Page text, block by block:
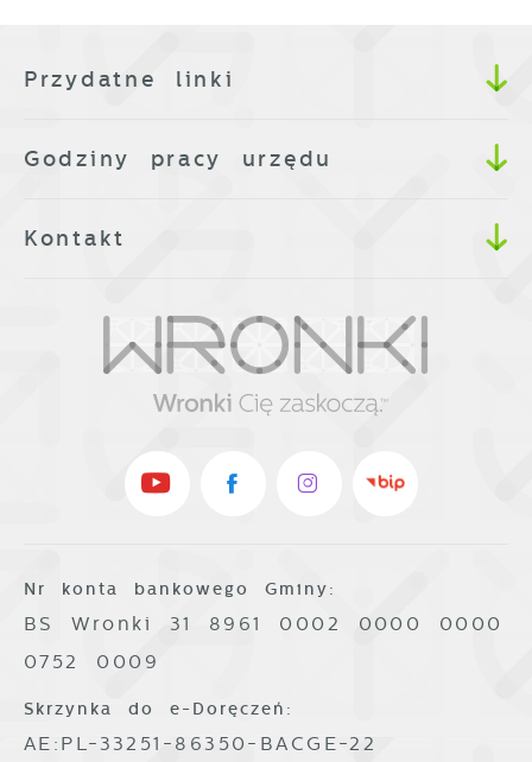
Przydatne linki
Godziny pracy urzędu
Kontakt
Nr konta bankowego Gminy:
BS Wronki 31 8961 0002 0000 0000
0752 0009
Skrzynka do e-Doręczeń:
AE:PL-33251-86350-BACGE-22